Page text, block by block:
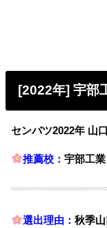
[2022年] 宇部
センバツ2022年 山
推薦校：宇部工
選出理由：秋季